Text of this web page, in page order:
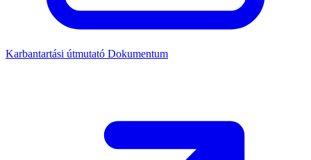
Karbantartási útmutató Dokumentum